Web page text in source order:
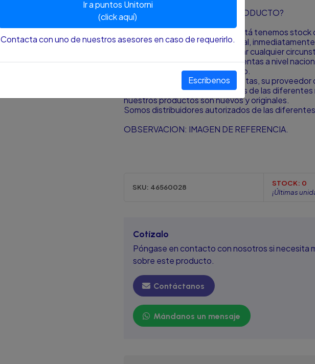
¿HAY DISPONIBILIDAD DEL PRODUCTO?
Si la publicación del producto está tenemos stock
de alguna circunstancia, adicional,
contacto con cliente para mitigar cualquier
Somos proveedores de herramientas a nivel
Despachamos de lunes a sábado.
Universal de tornillos y herramientas, su
Todos distribuidores autorizados de las
nuestros productos son nuevos y originales.
Somos distribuidores autorizados de las
OBSERVACION: IMAGEN DE REFERENCIA.
SKU: 46560028 STOCK: 0
¡Últimas
Cotízalo
Póngase en contacto con nosotros si necesita
sobre este producto.
Contáctanos
Mándanos un mensaje
Ir a puntos Unitorni
(click aquí)
Contacta con uno de nuestros asesores en caso de requerirlo.
Escribenos